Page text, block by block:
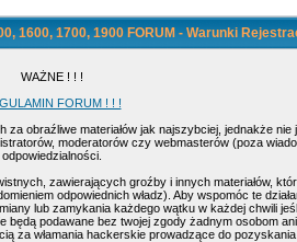
1600, 1700, 1900 FORUM - Warunki
WAŻNE ! ! !
FORUM ! ! !
obraźliwe materiałów jak najszybciej, jednakże
moderatorów czy webmasterów (poza
odpowiedzialności.
zawierających groźby i innych materiałów,
odpowiednich władz). Aby wspomóc te
lub zamykania każdego wątku w każdej chwili
podawane bez twojej zgody żadnym osobom
za włamania hackerskie prowadzące do